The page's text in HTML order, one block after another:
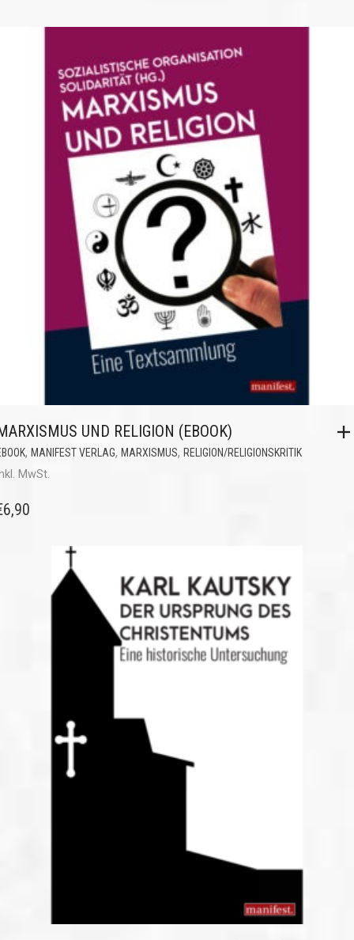
UND RELIGION (EBOOK)
, MANIFEST VERLAG, MARXISMUS, RELIGION/RELIGIONSKRITIK
MwSt.
6,90